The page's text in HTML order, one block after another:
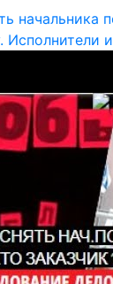
начальника